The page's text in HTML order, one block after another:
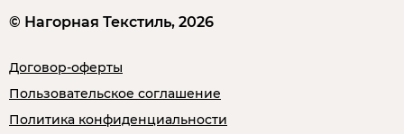
© Нагорная Текстиль, 2026
Договор-оферты
Пользовательское соглашение
Политика конфиденциальности